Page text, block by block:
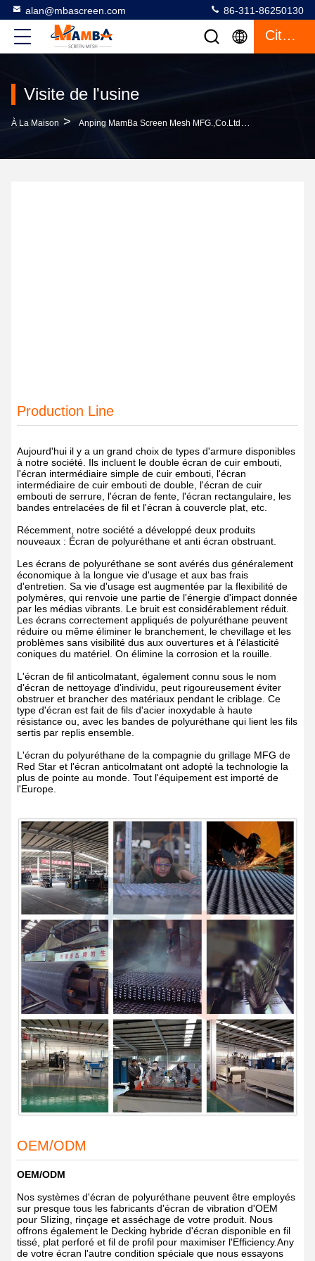
alan@mbascreen.com 86-311-86250130
Citation
Visite de l'usine
À La Maison > Anping MamBa Screen Mesh MFG.,Co.Ltd Visite De L'usine
Production Line
Aujourd'hui il y a un grand choix de types d'armure disponibles
à notre société. Ils incluent le double écran de cuir embouti,
l'écran intermédiaire simple de cuir embouti, l'écran
intermédiaire de cuir embouti de double, l'écran de cuir
embouti de serrure, l'écran de fente, l'écran rectangulaire, les
bandes entrelacées de fil et l'écran à couvercle plat, etc.
Récemment, notre société a développé deux produits
nouveaux : Écran de polyuréthane et anti écran obstruant.
Les écrans de polyuréthane se sont avérés dus généralement
économique à la longue vie d'usage et aux bas frais
d'entretien. Sa vie d'usage est augmentée par la flexibilité de
polymères, qui renvoie une partie de l'énergie d'impact donnée
par les médias vibrants. Le bruit est considérablement réduit.
Les écrans correctement appliqués de polyuréthane peuvent
réduire ou même éliminer le branchement, le chevillage et les
problèmes sans visibilité dus aux ouvertures et à l'élasticité
coniques du matériel. On élimine la corrosion et la rouille.
L'écran de fil anticolmatant, également connu sous le nom
d'écran de nettoyage d'individu, peut rigoureusement éviter
obstruer et brancher des matériaux pendant le criblage. Ce
type d'écran est fait de fils d'acier inoxydable à haute
résistance ou, avec les bandes de polyuréthane qui lient les fils
sertis par replis ensemble.
L'écran du polyuréthane de la compagnie du grillage MFG de
Red Star et l'écran anticolmatant ont adopté la technologie la
plus de pointe au monde. Tout l'équipement est importé de
l'Europe.
OEM/ODM
OEM/ODM
Nos systèmes d'écran de polyuréthane peuvent être employés
sur presque tous les fabricants d'écran de vibration d'OEM
pour SIizing, rinçage et asséchage de votre produit. Nous
offrons également le Decking hybride d'écran disponible en fil
tissé, plat perforé et fil de profil pour maximiser l'Efficiency.Any
de votre écran l'autre condition spéciale que nous essayons